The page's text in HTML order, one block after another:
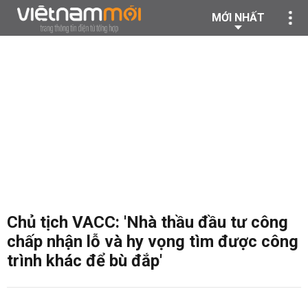
MỚI NHẤT
Chủ tịch VACC: 'Nhà thầu đầu tư công
chấp nhận lỗ và hy vọng tìm được công
trình khác để bù đắp'